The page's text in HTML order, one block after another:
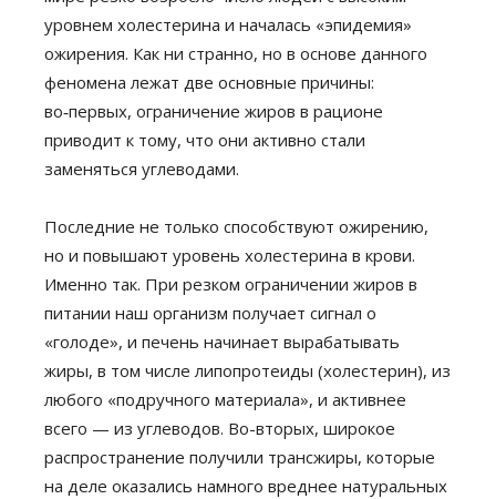
уровнем холестерина и началась «эпидемия»
ожирения. Как ни странно, но в основе данного
феномена лежат две основные причины:
во‑первых, ограничение жиров в рационе
приводит к тому, что они активно стали
заменяться углеводами.
Последние не только способствуют ожирению,
но и повышают уровень холестерина в крови.
Именно так. При резком ограничении жиров в
питании наш организм получает сигнал о
«голоде», и печень начинает вырабатывать
жиры, в том числе липопротеиды (холестерин), из
любого «подручного материала», и активнее
всего — из углеводов. Во-вторых, широкое
распространение получили трансжиры, которые
на деле оказались намного вреднее натуральных